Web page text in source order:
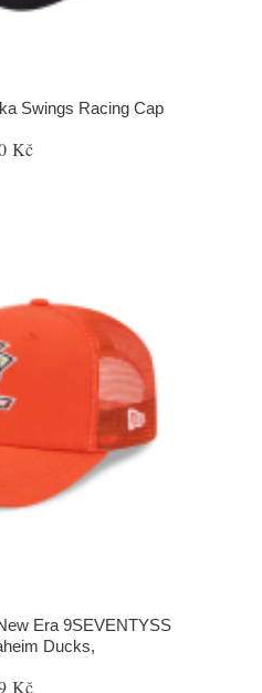
Swings Racing Cap
Kč
Era 9SEVENTYSS
Ducks,
Kč